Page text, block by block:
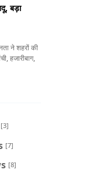
बड़ा
ने शहरों की
हजारीबाग,
[3]
[7]
[8]